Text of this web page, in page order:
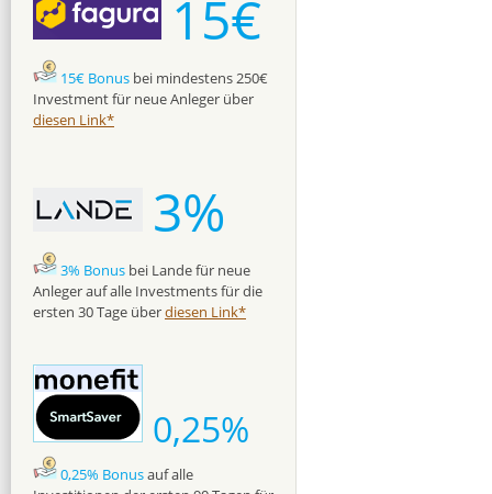
15€
15€ Bonus bei mindestens 250€
Investment für neue Anleger über
diesen Link*
3%
3% Bonus bei Lande für neue
Anleger auf alle Investments für die
ersten 30 Tage überdiesen Link*
0,25%
0,25% Bonusauf alle